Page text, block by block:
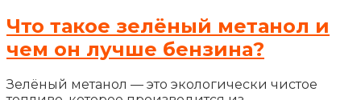
Что такое зелёный метанол и
чем он лучше бензина?
Зелёный метанол — это экологически чистое